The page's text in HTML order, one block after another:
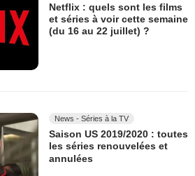
Netflix : quels sont les films
et séries à voir cette semaine
(du 16 au 22 juillet) ?
News - Séries à la TV
Saison US 2019/2020 : toutes
les séries renouvelées et
annulées